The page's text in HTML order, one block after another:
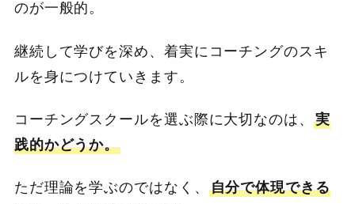
のが一般的。
継続して学びを深め、着実にコーチングのスキ
ルを身につけていきます。
コーチングスクールを選ぶ際に大切なのは、 実
践的かどうか。
ただ理論を学ぶのではなく、 自分で体現できる